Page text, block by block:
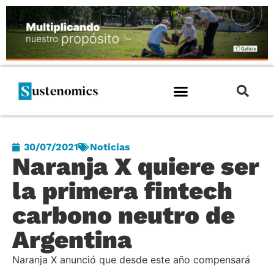
30/07/2021 Noticias
Naranja X quiere ser
la primera fintech
carbono neutro de
Argentina
Naranja X anunció que desde este año compensará